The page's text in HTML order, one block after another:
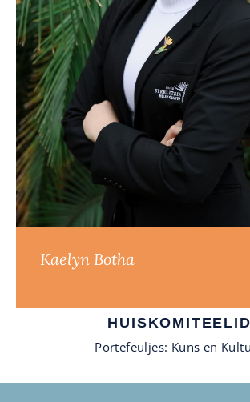
Kaelyn Botha
HUISKOMITEELID
Portefeuljes: Kuns en